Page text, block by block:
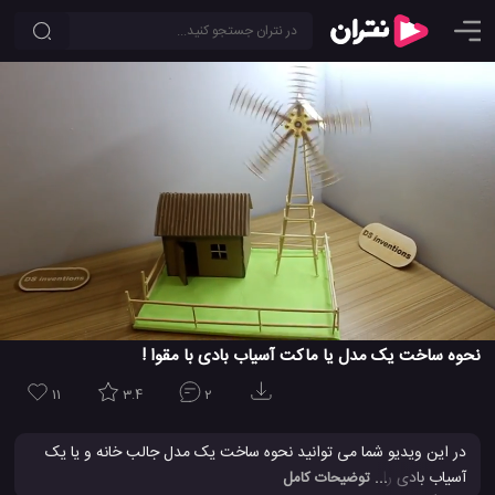
نحوه ساخت یک مدل یا ماکت آسیاب بادی با مقوا !
11 3.4 2
در این ویدیو شما می توانید نحوه ساخت یک مدل جالب خانه و یا یک
آسیاب بادی را مشاهده کنید که از مقوا ساخته می شود و می توانید ببنید
... توضیحات کامل